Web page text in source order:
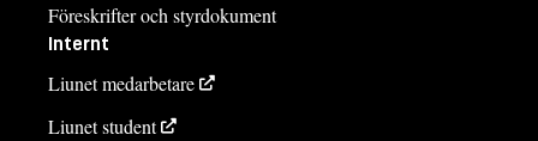
Föreskrifter och styrdokument
Internt
Liunet medarbetare
Liunet student